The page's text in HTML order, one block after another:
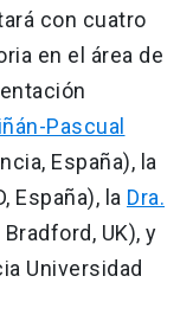
con cuatro
en el área de
Pascual
España), la
España), la Dra.
UK), y
Universidad